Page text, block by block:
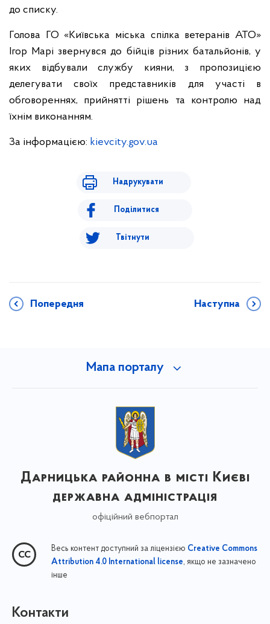
до списку.
Голова ГО «Київська міська спілка ветеранів АТО»
Ігор Марі звернувся до бійців різних батальйонів, у
яких відбували службу кияни, з пропозицією
делегувати своїх представників для участі в
обговореннях, прийнятті рішень та контролю над
їхнім виконанням.
За інформацією: kievcity.gov.ua
Надрукувати
Поділитися
Твітнути
Попередня Наступна
Мапа порталу
Дарницька районна в місті Києві
державна адміністрація
офіційний вебпортал
Весь контент доступний за ліцензією Creative Commons
Attribution 4.0 International license, якщо не зазначено
інше
Контакти